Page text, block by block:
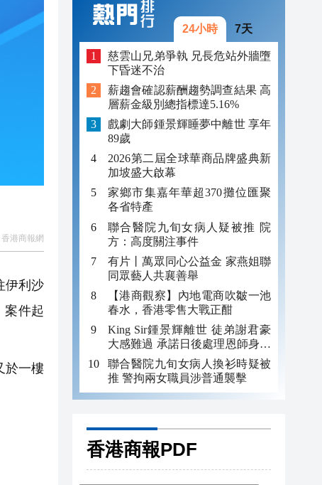
12:52
香港商報網
伊利沙
案件起
於一樓
24小時 7天
慈雲山兄弟爭執 兄長危站外牆墮
下昏迷不治
薪趨會確認薪酬趨勢調查結果 高
層薪金級別總指標達5.16%
戲劇大師鍾景輝睡夢中離世 享年
89歲
2026第二屆全球華商品牌盛典新
加坡盛大啟幕
家鄉市集嘉年華超370攤位匯聚
各省特產
聯合醫院九旬女病人疑被推 院
方：高度關注事件
有片丨萬眾同心公益金 家燕姐聯
同眾藝人共襄善舉
【港商觀察】內地電商吹皺一池
春水，香港零售大戰正酣
King Sir鍾景輝離世 徒弟謝君豪
大感難過 承諾日後處理恩師身後
事
聯合醫院九旬女病人換衫時疑被
推 警拘兩女職員涉普通襲擊
香港商報PDF